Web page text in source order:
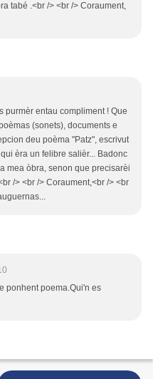
tabé .<br /> <br /> Coraument,
purmèr entau compliment ! Que
(sonets), documents e
deu poèma "Patz", escrivut
èra un felibre salièr... Badonc
mea òbra, senon que precisarèi
/> <br /> Coraument,<br /> <br
ponhent poema.Qui'n es